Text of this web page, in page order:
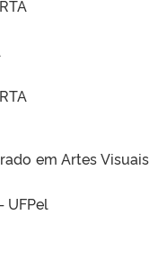
em Artes Visuais
UFPel